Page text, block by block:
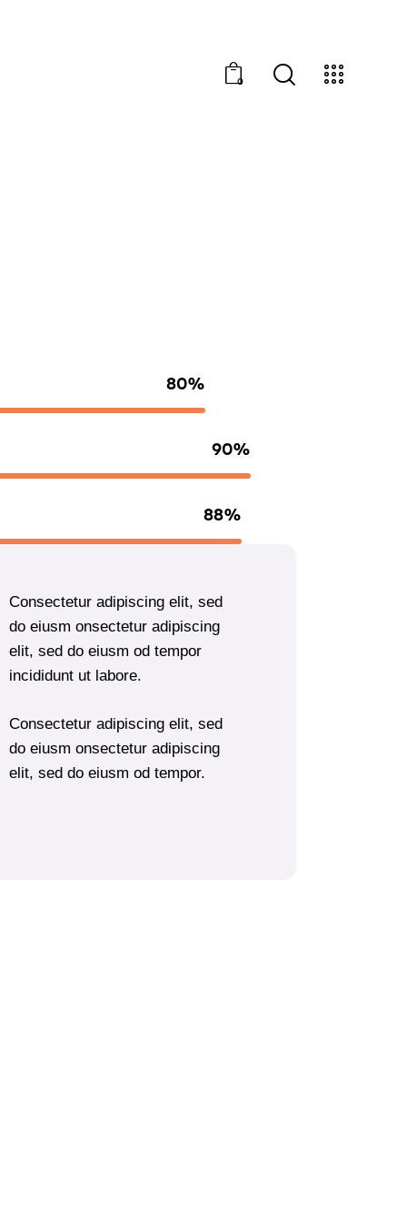
0
80%
90%
88%
Consectetur adipiscing elit, sed
do eiusm onsectetur adipiscing
elit, sed do eiusm od tempor
incididunt ut labore.
Consectetur adipiscing elit, sed
do eiusm onsectetur adipiscing
elit, sed do eiusm od tempor.